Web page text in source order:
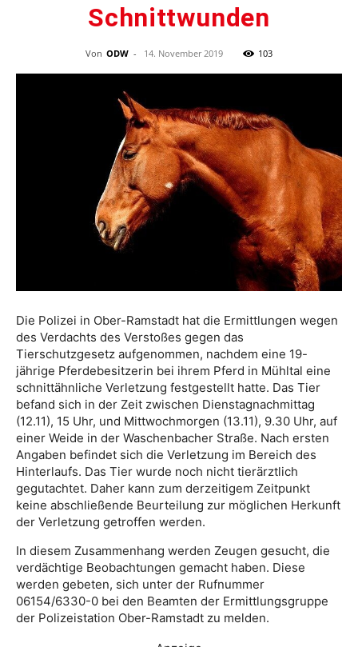
Schnittwunden
Von ODW - 14. November 2019 103
Die Polizei in Ober-Ramstadt hat die Ermittlungen wegen
des Verdachts des Verstoßes gegen das
Tierschutzgesetz aufgenommen, nachdem eine 19-
jährige Pferdebesitzerin bei ihrem Pferd in Mühltal eine
schnittähnliche Verletzung festgestellt hatte. Das Tier
befand sich in der Zeit zwischen Dienstagnachmittag
(12.11), 15 Uhr, und Mittwochmorgen (13.11), 9.30 Uhr, auf
einer Weide in der Waschenbacher Straße. Nach ersten
Angaben befindet sich die Verletzung im Bereich des
Hinterlaufs. Das Tier wurde noch nicht tierärztlich
gegutachtet. Daher kann zum derzeitigem Zeitpunkt
keine abschließende Beurteilung zur möglichen Herkunft
der Verletzung getroffen werden.
In diesem Zusammenhang werden Zeugen gesucht, die
verdächtige Beobachtungen gemacht haben. Diese
werden gebeten, sich unter der Rufnummer
06154/6330-0 bei den Beamten der Ermittlungsgruppe
der Polizeistation Ober-Ramstadt zu melden.